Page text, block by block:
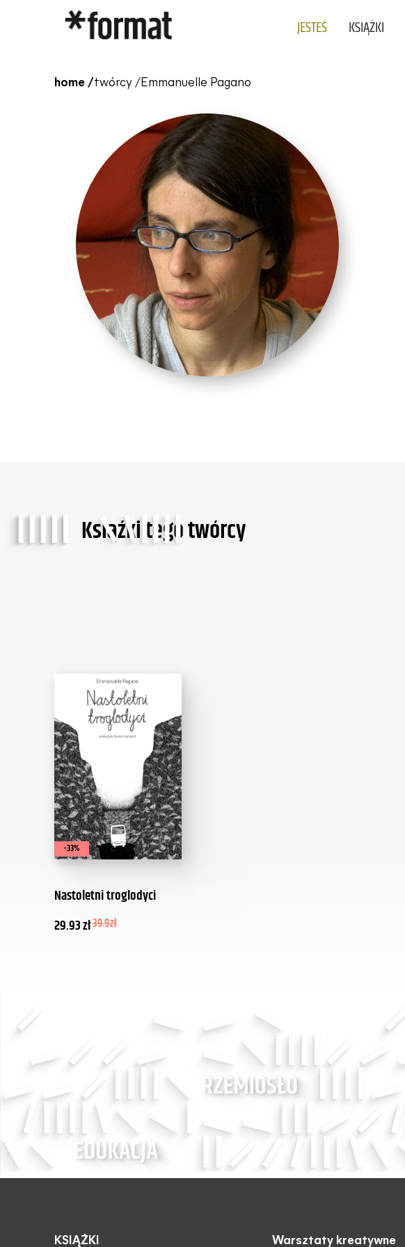
JESTEŚ KSIĄŻKI
home /twórcy / Emmanuelle Pagano
Ksiąźki tego twórcy
-33%
Nastoletni troglodyci
29.93zł39.9zł
KSIĄŻKI Warsztaty kreatywne